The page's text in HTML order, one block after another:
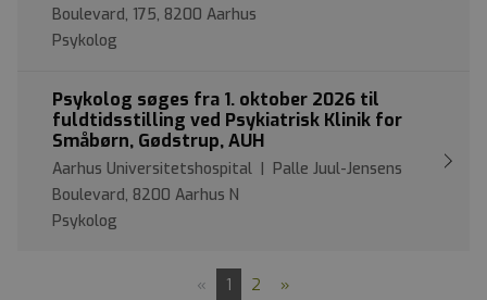
Boulevard, 175, 8200 Aarhus
Psykolog
Psykolog søges fra 1. oktober 2026 til
fuldtidsstilling ved Psykiatrisk Klinik for
Småbørn, Gødstrup, AUH
Aarhus Universitetshospital | Palle Juul-Jensens
Boulevard, 8200 Aarhus N
Psykolog
« 1 2 »